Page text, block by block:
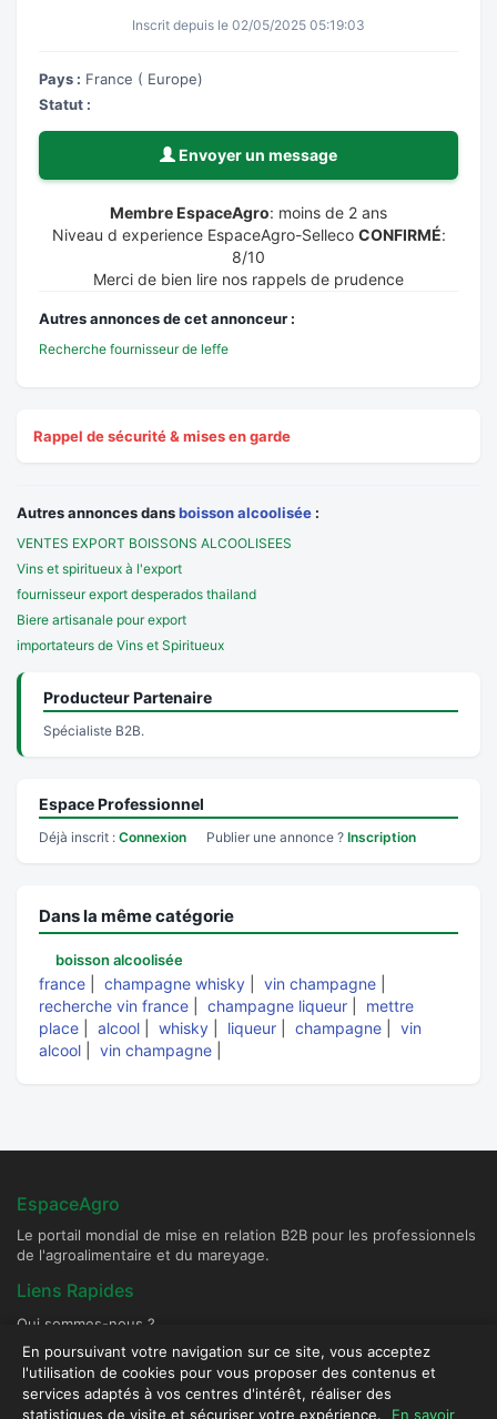
Inscrit depuis le 02/05/2025 05:19:03
Pays : France ( Europe)
Statut :
Envoyer un message
Membre EspaceAgro: moins de 2 ans
Niveau d experience EspaceAgro-Selleco CONFIRMÉ:
8/10
Merci de bien lire nos rappels de prudence
Autres annonces de cet annonceur :
Recherche fournisseur de leffe
Rappel de sécurité & mises en garde
Autres annonces dansboisson alcoolisée :
VENTES EXPORT BOISSONS ALCOOLISEES
Vins et spiritueux à l'export
fournisseur export desperados thailand
Biere artisanale pour export
importateurs de Vins et Spiritueux
Producteur Partenaire
Spécialiste B2B.
Espace Professionnel
Déjà inscrit : Connexion Publier une annonce ? Inscription
Dans la même catégorie
boisson alcoolisée
france champagne whisky vin champagne
recherche vin france
champagne liqueur
mettre
place
alcool whisky liqueur champagne
vin
alcool
vin champagne
EspaceAgro
Le portail mondial de mise en relation B2B pour les professionnels
de l'agroalimentaire et du mareyage.
Liens Rapides
Qui sommes-nous ?
Devenir Fournisseur Partenaire
Publier une annonce
Contact & Sécurité
En poursuivant votre navigation sur ce site, vous acceptez
l'utilisation de cookies pour vous proposer des contenus et
services adaptés à vos centres d'intérêt, réaliser des
statistiques de visite et sécuriser votre expérience.
En savoir